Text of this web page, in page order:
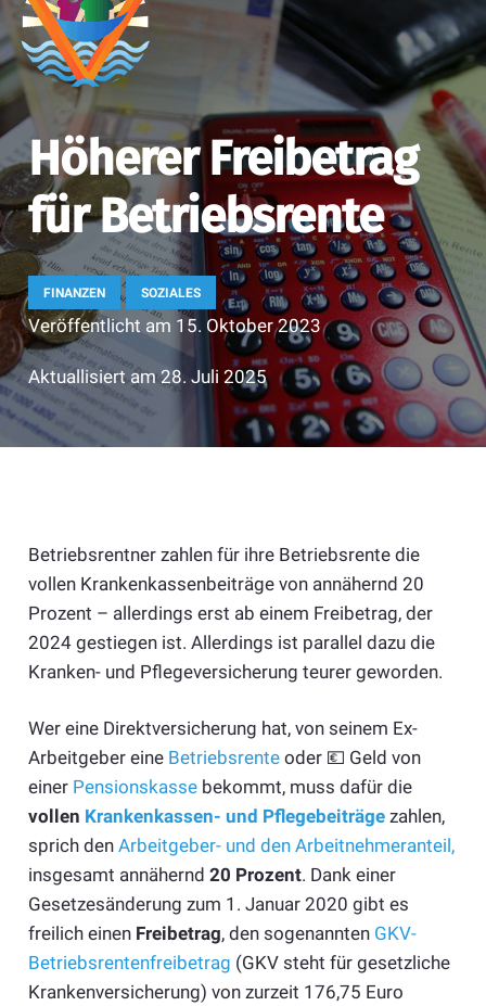
Höherer Freibetrag
für Betriebsrente
FINANZEN SOZIALES
Veröffentlicht am 15. Oktober 2023
Aktuallisiert am28. Juli 2025
Betriebsrentner zahlen für ihre Betriebsrente die
vollen Krankenkassenbeiträge von annähernd 20
Prozent – allerdings erst ab einem Freibetrag, der
2024 gestiegen ist. Allerdings ist parallel dazu die
Kranken- und Pflegeversicherung teurer geworden.
Wer eine Direktversicherung hat, von seinem Ex-
Arbeitgeber eine Betriebsrenteoder 💶 Geld von
einer Pensionskassebekommt, muss dafür die
vollen Krankenkassen- und Pflegebeiträgezahlen,
sprich den Arbeitgeber- und den Arbeitnehmeranteil,
insgesamt annähernd 20 Prozent. Dank einer
Gesetzesänderung zum 1. Januar 2020 gibt es
freilich einen Freibetrag, den sogenannten GKV-
Betriebsrentenfreibetrag (GKV steht für gesetzliche
Krankenversicherung) von zurzeit 176,75 Euro